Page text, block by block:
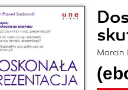
Marcin